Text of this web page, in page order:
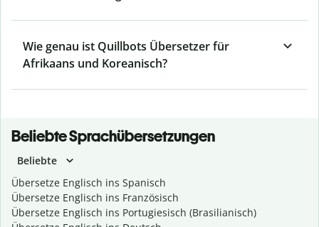
Wie genau ist Quillbots Übersetzer für
Afrikaans und Koreanisch?
Beliebte Sprachübersetzungen
Beliebte
Übersetze Englisch ins Spanisch
Übersetze Englisch ins Französisch
Übersetze Englisch ins Portugiesisch (Brasilianisch)